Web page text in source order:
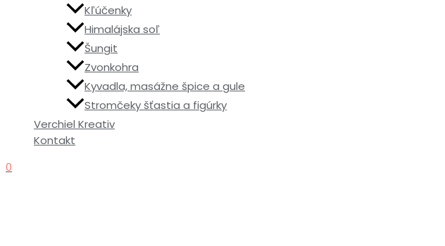
Kľúčenky
Himalájska soľ
Šungit
Zvonkohra
Kyvadla, masážne špice a gule
Stromčeky šťastia a figúrky
Verchiel Kreativ
Kontakt
0